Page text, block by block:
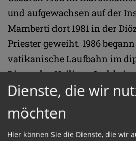
und aufgewachsen auf der
Mamberti dort 1981 in der
Priester geweiht. 1986
vatikanische Laufbahn im
Dienst des Heiligen Stuhls in
Stationen unter anderen
Vertretung bei den Vereinten
York, der Libanon und der
Dienste, die wir
möchten
Hier können Sie die Dienste, die wir